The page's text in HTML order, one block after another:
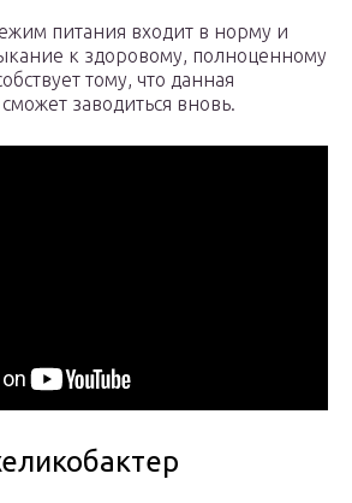
питания входит в норму и
к здоровому, полноценному
тому, что данная
заводиться вновь.